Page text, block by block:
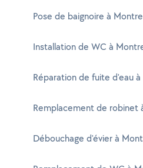
Pose de baignoire à
Installation de WC à
Réparation de fuite d'eau
Remplacement de robinet
Débouchage d'évier à